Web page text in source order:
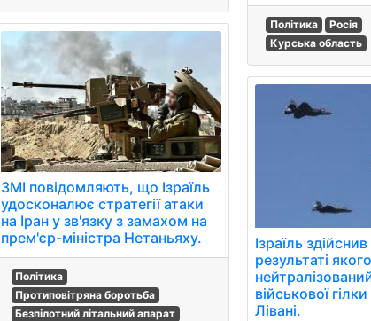
ЗМІ повідомляють, що Ізраїль
удосконалює стратегії атаки
на Іран у зв'язку з замахом на
прем'єр-міністра Нетаньяху.
Політика
Протиповітряна боротьба
Безпілотний літальний апарат
Політика
Росія
Курська область
Ізраїль
результаті
військової
Лівані.